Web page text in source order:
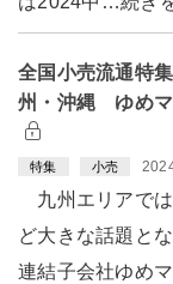
全国小売流通特
州・沖縄 ゆめマ
特集 小売
九州エリアでは
ど大きな話題と
連結子会社ゆめ